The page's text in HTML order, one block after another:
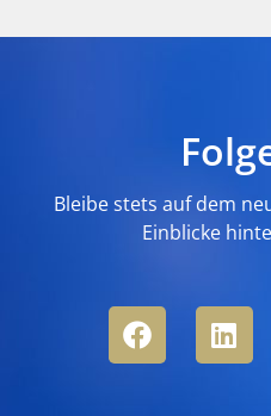
Bleibe stets auf dem
Einblicke